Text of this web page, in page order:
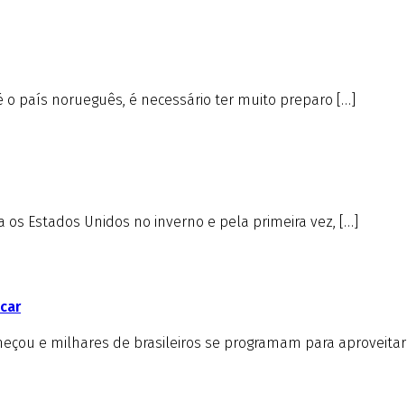
país norueguês, é necessário ter muito preparo […]
Estados Unidos no inverno e pela primeira vez, […]
e milhares de brasileiros se programam para aproveitar